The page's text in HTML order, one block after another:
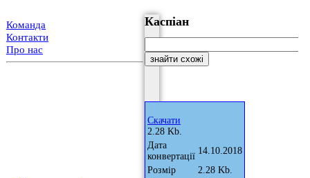
Команда
Контакти
Про нас
Каспіан
Скачати
2.28 Kb.
Дата
конвертації
14.10.2018
Розмір
2.28 Kb.